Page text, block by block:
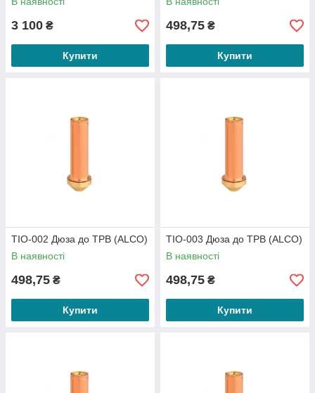
3 100 ₴
Купити
498,75 ₴
Купити
TIO-002 Дюза до ТРВ (ALCO)
В наявності
498,75 ₴
Купити
TIO-003 Дюза до ТРВ (ALCO)
В наявності
498,75 ₴
Купити